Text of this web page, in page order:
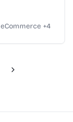
eCommerce +4
Next